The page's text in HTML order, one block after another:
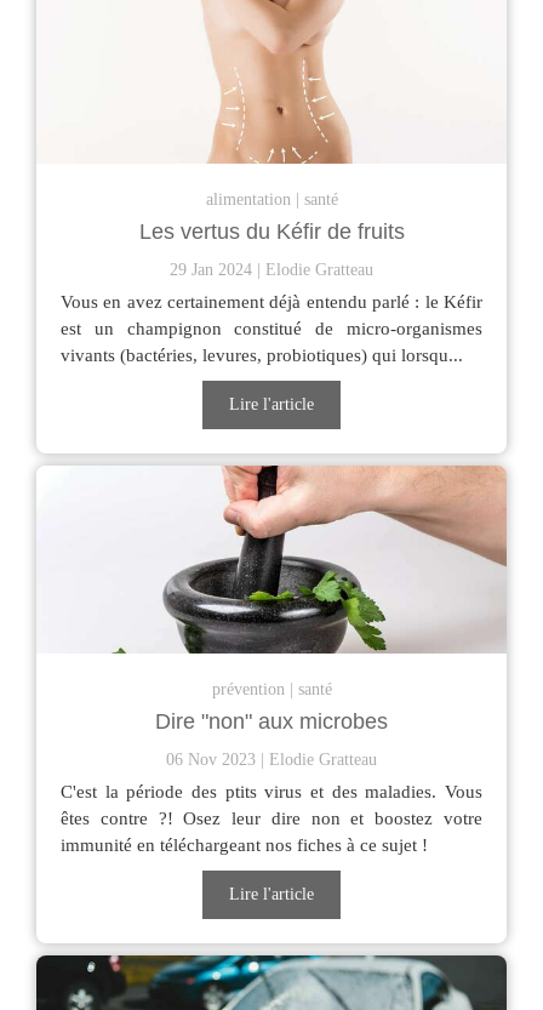
alimentation santé
Les vertus du Kéfir de fruits
29 Jan 2024 Elodie Gratteau
Vous en avez certainement déjà entendu parlé : le Kéfir
est un champignon constitué de micro-organismes
vivants (bactéries, levures, probiotiques) qui lorsqu...
Lire l'article
prévention santé
Dire "non" aux microbes
06 Nov 2023 Elodie Gratteau
C'est la période des ptits virus et des maladies. Vous
êtes contre ?! Osez leur dire non et boostez votre
immunité en téléchargeant nos fiches à ce sujet !
Lire l'article